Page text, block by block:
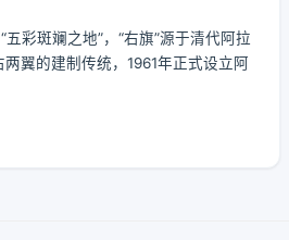
五彩斑斓之地”，“右旗”源于清代阿拉
翼的建制传统，1961年正式设立阿